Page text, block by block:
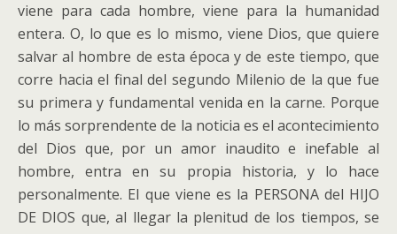
viene para cada hombre, viene para la humanidad
entera. O, lo que es lo mismo, viene Dios, que quiere
salvar al hombre de esta época y de este tiempo, que
corre hacia el final del segundo Milenio de la que fue
su primera y fundamental venida en la carne. Porque
lo más sorprendente de la noticia es el acontecimiento
del Dios que, por un amor inaudito e inefable al
hombre, entra en su propia historia, y lo hace
personalmente. El que viene es la PERSONA del HIJO
DE DIOS que, al llegar la plenitud de los tiempos, se